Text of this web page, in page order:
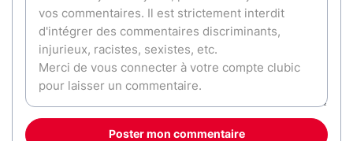
Poster mon commentaire